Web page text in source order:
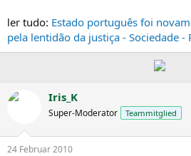
ler tudo: Estado português foi
pela lentidão da justiça - Sociedade -
Iris_K
Super-Moderator Teammitglied
24 Februar 2010